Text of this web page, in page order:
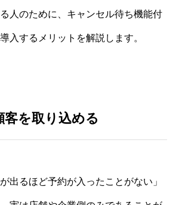
人のために、キャンセル待ち機能付
入するメリットを解説します。
客を取り込める
出るほど予約が入ったことがない」